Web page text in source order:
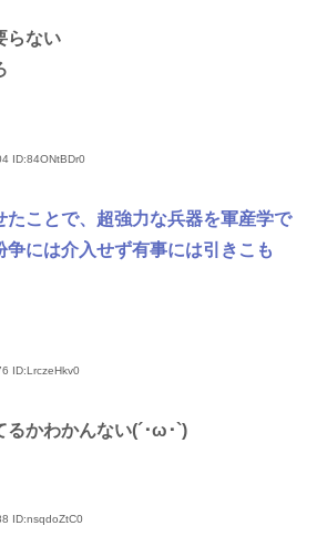
らない
ID:84ONtBDr0
たことで、超強力な兵器を軍産学で
争には介入せず有事には引きこも
ID:LrczeHkv0
るかわかんない(´･ω･`)
ID:nsqdoZtC0